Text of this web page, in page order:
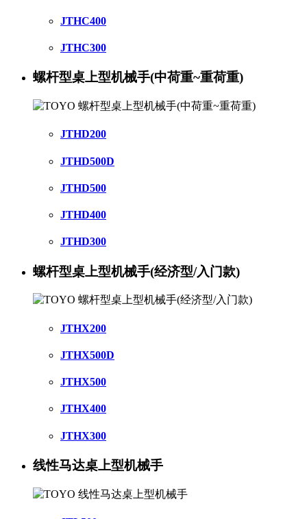
JTHC400
JTHC300
螺杆型桌上型机械手(中荷重~重荷重)
JTHD200
JTHD500D
JTHD500
JTHD400
JTHD300
螺杆型桌上型机械手(经济型/入门款)
JTHX200
JTHX500D
JTHX500
JTHX400
JTHX300
线性马达桌上型机械手